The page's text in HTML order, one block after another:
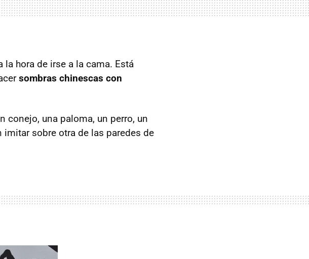
la hora de irse a la cama. Está
sombras chinescas con
conejo, una paloma, un perro, un
sobre otra de las paredes de